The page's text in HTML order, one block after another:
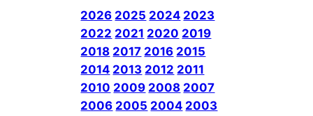
2026 2025 2024 2023
2022 2021 2020 2019
2018 2017 2016 2015
2014 2013 2012 2011
2010 2009 2008 2007
2006 2005 2004 2003